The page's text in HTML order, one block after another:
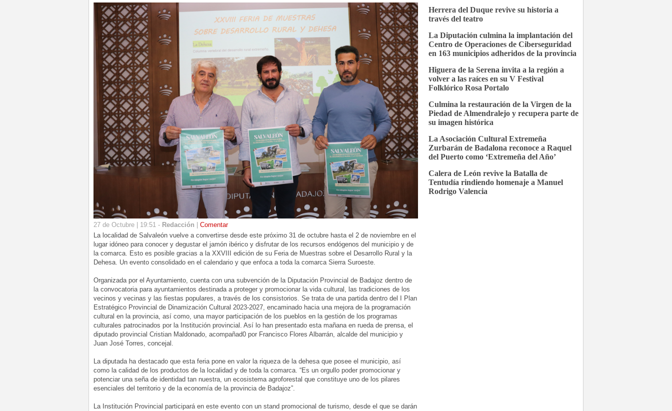
27 de Octubre | 19:51 - Redacción
Comentar
La localidad de Salvaleón vuelve a convertirse desde este próximo 31 de octubre hasta el 2 de noviembre en el
lugar idóneo para conocer y degustar el jamón ibérico y disfrutar de los recursos endógenos del municipio y de
la comarca. Esto es posible gracias a la XXVIII edición de su Feria de Muestras sobre el Desarrollo Rural y la
Dehesa. Un evento consolidado en el calendario y que enfoca a toda la comarca Sierra Suroeste.
Organizada por el Ayuntamiento, cuenta con una subvención de la Diputación Provincial de Badajoz dentro de
la convocatoria para ayuntamientos destinada a proteger y promocionar la vida cultural, las tradiciones de los
vecinos y vecinas y las fiestas populares, a través de los consistorios. Se trata de una partida dentro del I Plan
Estratégico Provincial de Dinamización Cultural 2023-2027, encaminado hacia una mejora de la programación
cultural en la provincia, así como, una mayor participación de los pueblos en la gestión de los programas
culturales patrocinados por la Institución provincial. Así lo han presentado esta mañana en rueda de prensa, el
diputado provincial Cristian Maldonado, acompañad0 por Francisco Flores Albarrán, alcalde del municipio y
Juan José Torres, concejal.
La diputada ha destacado que esta feria pone en valor la riqueza de la dehesa que posee el municipio, así
como la calidad de los productos de la localidad y de toda la comarca. “Es un orgullo poder promocionar y
potenciar una seña de identidad tan nuestra, un ecosistema agroforestal que constituye uno de los pilares
esenciales del territorio y de la economía de la provincia de Badajoz”.
La Institución Provincial participará en este evento con un stand promocional de turismo, desde el que se darán
Herrera del Duque revive su historia a
través del teatro
La Diputación culmina la implantación del
Centro de Operaciones de Ciberseguridad
en 163 municipios adheridos de la provincia
Higuera de la Serena invita a la región a
volver a las raíces en su V Festival
Folklórico Rosa Portalo
Culmina la restauración de la Virgen de la
Piedad de Almendralejo y recupera parte de
su imagen histórica
La Asociación Cultural Extremeña
Zurbarán de Badalona reconoce a Raquel
del Puerto como ‘Extremeña del Año’
Calera de León revive la Batalla de
Tentudía rindiendo homenaje a Manuel
Rodrigo Valencia